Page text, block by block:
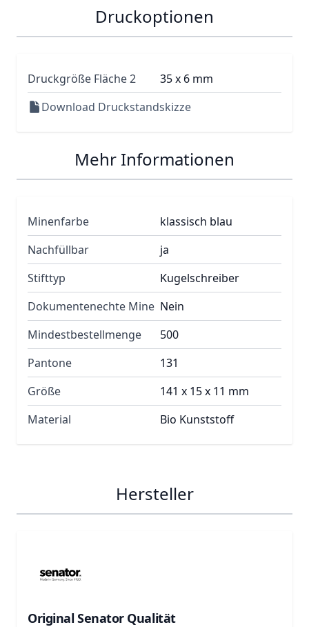
Druckoptionen
Druckgröße Fläche 2
35 x 6 mm
Download Druckstandskizze
Mehr Informationen
Minenfarbe
klassisch blau
Nachfüllbar
ja
Stifttyp
Kugelschreiber
Dokumentenechte Mine Nein
Mindestbestellmenge
500
Pantone
131
Größe
141 x 15 x 11 mm
Material
Bio Kunststoff
Hersteller
Original Senator Qualität